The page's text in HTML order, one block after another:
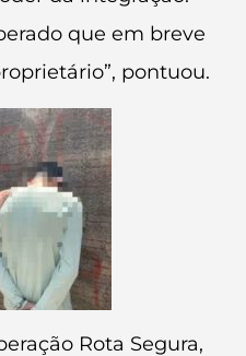
que em breve
pontuou.
Rota Segura,